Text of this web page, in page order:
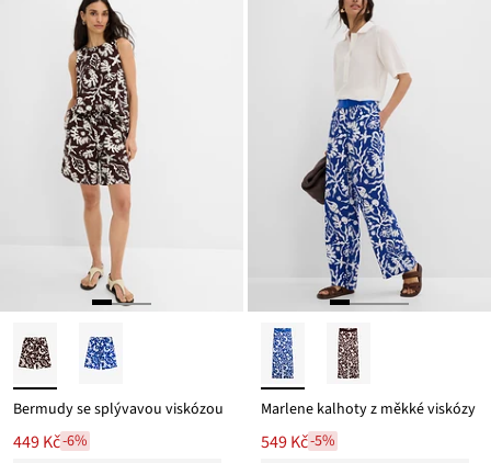
Bermudy se splývavou viskózou
449 Kč-6%
Marlene kalhoty z měkké viskózy
549 Kč-5%